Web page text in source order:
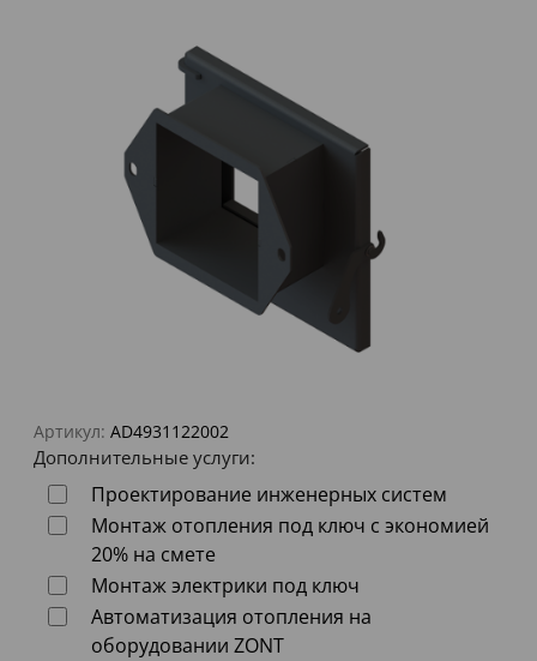
Артикул: AD4931122002
Дополнительные услуги:
Проектирование инженерных систем
Монтаж отопления под ключ с экономией
20% на смете
Монтаж электрики под ключ
Автоматизация отопления на
оборудовании ZONT